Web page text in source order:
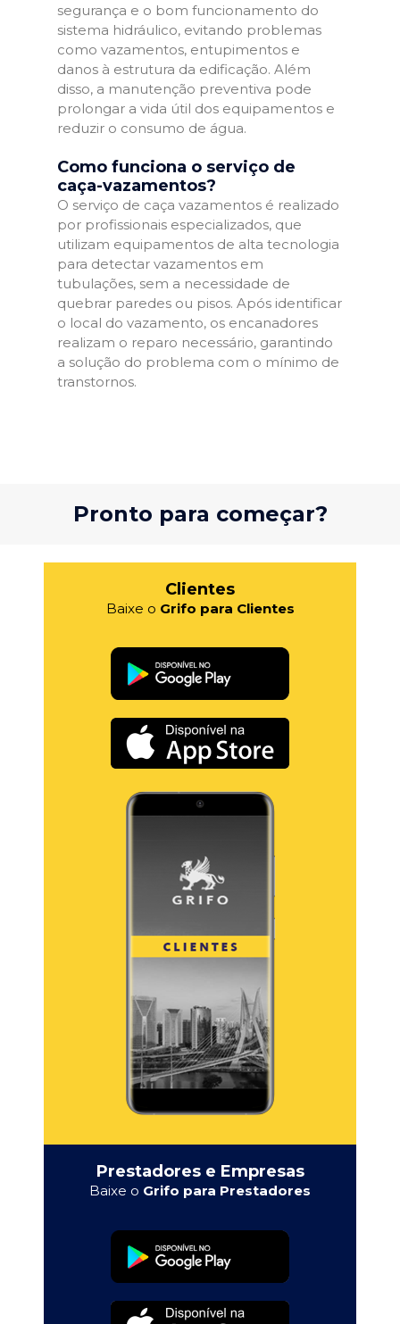
segurança e o bom funcionamento do
sistema hidráulico, evitando problemas
como vazamentos, entupimentos e
danos à estrutura da edificação. Além
disso, a manutenção preventiva pode
prolongar a vida útil dos equipamentos e
reduzir o consumo de água.
Como funciona o serviço de
caça-vazamentos?
O serviço de caça vazamentos é realizado
por profissionais especializados, que
utilizam equipamentos de alta tecnologia
para detectar vazamentos em
tubulações, sem a necessidade de
quebrar paredes ou pisos. Após identificar
o local do vazamento, os encanadores
realizam o reparo necessário, garantindo
a solução do problema com o mínimo de
transtornos.
Pronto para começar?
Clientes
Baixe o Grifo para Clientes
Prestadores e Empresas
Baixe o Grifo para Prestadores